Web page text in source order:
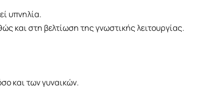
υπνηλία.
και στη βελτίωση της γνωστικής λειτουργίας.
και των γυναικών.